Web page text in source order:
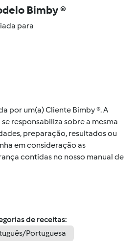
Bimby ®
para
por um(a) Cliente Bimby ®. A
responsabiliza sobre a mesma
preparação, resultados ou
em consideração as
contidas no nosso manual de
de receitas:
Portuguesa